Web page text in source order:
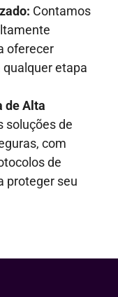
Contamos
oferecer
etapa
de Alta
soluções de
com
de
proteger seu